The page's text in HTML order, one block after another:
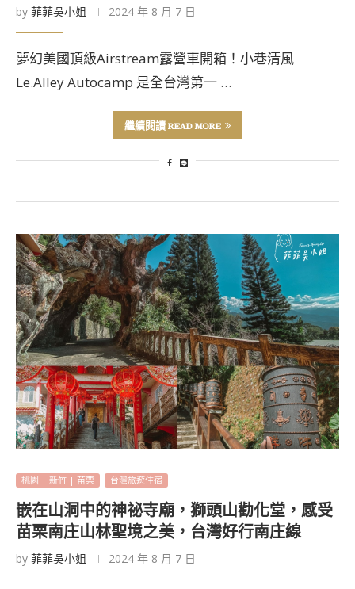
by 菲菲吳小姐 2024 年 8 月 7 日
夢幻美國頂級Airstream露營車開箱！小巷清風
Le.Alley Autocamp 是全台灣第一 …
繼續閱讀 READ MORE
桃園 | 新竹 | 苗栗 台灣旅遊住宿
嵌在山洞中的神祕寺廟，獅頭山勸化堂，感受
苗栗南庄山林聖境之美，台灣好行南庄線
by 菲菲吳小姐 2024 年 8 月 7 日